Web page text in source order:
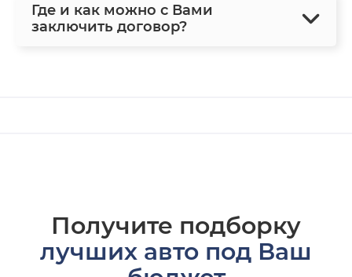
Где и как можно с Вами
заключить договор?
Получите подборку
лучших авто под Ваш